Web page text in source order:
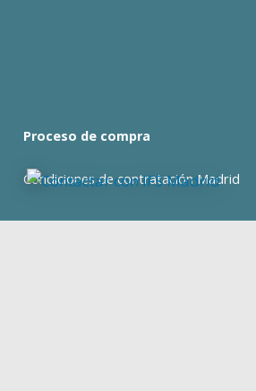
Proceso de compra
Condiciones de contratación Madrid